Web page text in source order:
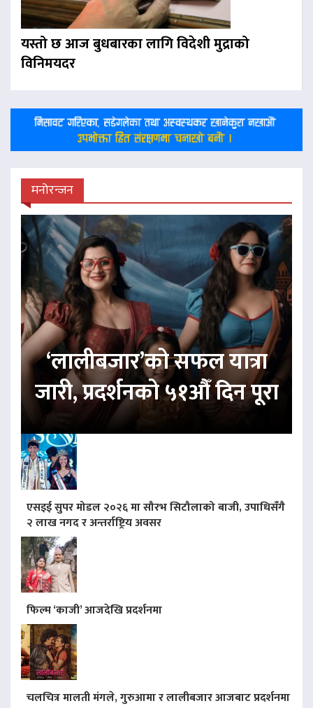
यस्तो छ आज बुधबारका लागि विदेशी मुद्राको
विनिमयदर
मनोरन्जन
‘लालीबजार’को सफल यात्रा
जारी, प्रदर्शनको ५१औँ दिन पूरा
एसइई सुपर मोडल २०२६ मा सौरभ सिटौलाको बाजी, उपाधिसँगै
२ लाख नगद र अन्तर्राष्ट्रिय अवसर
फिल्म ‘काजी’ आजदेखि प्रदर्शनमा
चलचित्र मालती मंगले, गुरुआमा र लालीबजार आजबाट प्रदर्शनमा